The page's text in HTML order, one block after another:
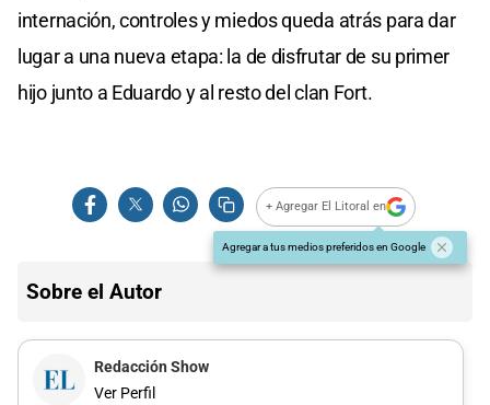
internación, controles y miedos queda atrás para dar
lugar a una nueva etapa: la de disfrutar de su primer
hijo junto a Eduardo y al resto del clan Fort.
+ Agregar El Litoral en
Agregar a tus medios preferidos en Google
Sobre el Autor
Redacción Show
Ver Perfil